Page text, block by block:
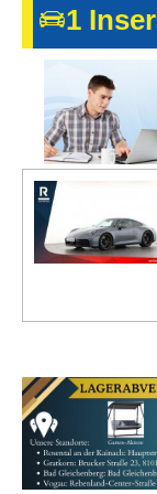
Kontakt
AGB,
Impressum
1